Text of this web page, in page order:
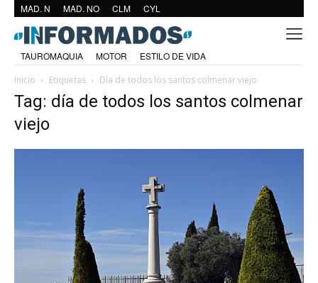
MAD. N MAD. NO CLM CYL
TAUROMAQUIA MOTOR
ESTILO DE VIDA
Inicio
Etiquetas Día de todos los santos colmenar viejo
Tag: día de todos los santos colmenar
viejo